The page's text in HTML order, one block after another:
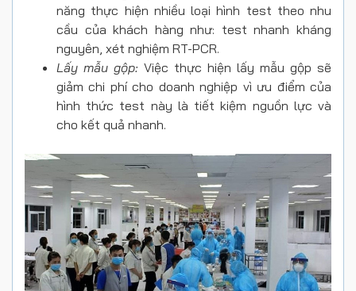
năng thực hiện nhiều loại hình test theo nhu
cầu của khách hàng như: test nhanh kháng
nguyên, xét nghiệm RT-PCR.
Lấy mẫu gộp: Việc thực hiện lấy mẫu gộp sẽ
giảm chi phí cho doanh nghiệp vì ưu điểm của
hình thức test này là tiết kiệm nguồn lực và
cho kết quả nhanh.